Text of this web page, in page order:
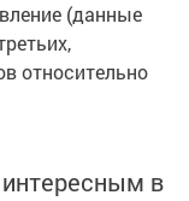
(данные
относительно
в